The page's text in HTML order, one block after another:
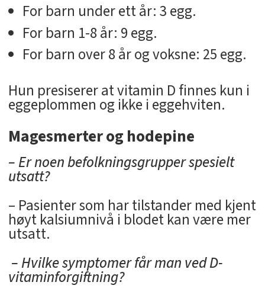
For barn under ett år: 3 egg.
For barn 1-8 år: 9 egg.
For barn over 8 år og voksne: 25 egg.
Hun presiserer at vitamin D finnes kun i
eggeplommen og ikke i eggehviten.
Magesmerter og hodepine
– Er noen befolkningsgrupper spesielt
utsatt?
– Pasienter som har tilstander med kjent
høyt kalsiumnivå i blodet kan være mer
utsatt.
– Hvilke symptomer får man ved D-
vitaminforgiftning?